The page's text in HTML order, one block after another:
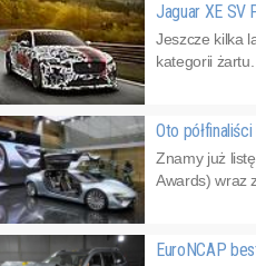
Jaguar XE
Jeszcze kilka
kategorii
Oto
Znamy już
Awards) wraz
EuroNCAP